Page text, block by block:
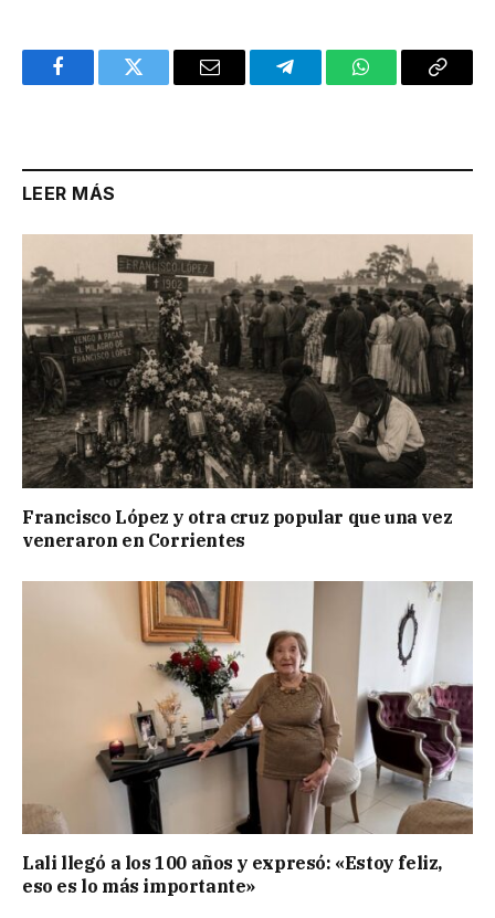
FacebookTwitter Email TelegramWhatsAppCopy
LEER MÁS
Francisco López y otra cruz popular que una vez
veneraron en Corrientes
Lali llegó a los 100 años y expresó: «Estoy feliz,
eso es lo más importante»